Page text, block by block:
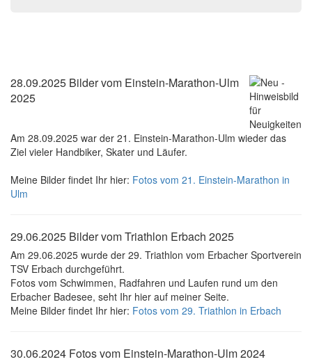
28.09.2025 Bilder vom Einstein-Marathon-Ulm
2025
Am 28.09.2025 war der 21. Einstein-Marathon-Ulm wieder das
Ziel vieler Handbiker, Skater und Läufer.
Meine Bilder findet Ihr hier: Fotos vom 21. Einstein-Marathon in
Ulm
29.06.2025 Bilder vom Triathlon Erbach 2025
Am 29.06.2025 wurde der 29. Triathlon vom Erbacher Sportverein
TSV Erbach durchgeführt.
Fotos vom Schwimmen, Radfahren und Laufen rund um den
Erbacher Badesee, seht Ihr hier auf meiner Seite.
Meine Bilder findet Ihr hier: Fotos vom 29. Triathlon in Erbach
30.06.2024 Fotos vom Einstein-Marathon-Ulm 2024